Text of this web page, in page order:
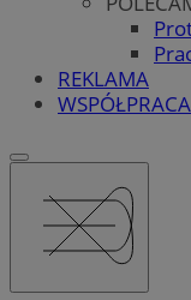
REKLAMA
WSPÓŁPRACA